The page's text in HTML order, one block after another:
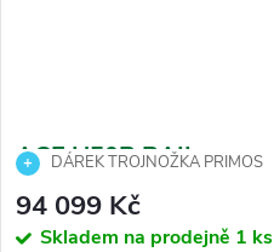
ACE H50R RAIL
DÁREK TROJNOŽKA PRIMOS
94 099 Kč
Skladem na prodejně 1 ks